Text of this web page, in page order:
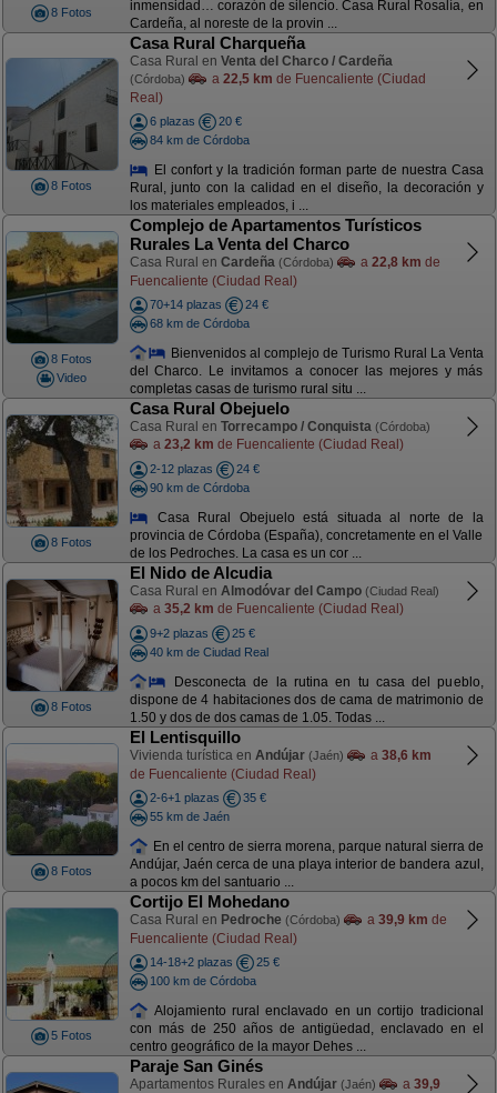
8 Fotos
inmensidad… corazón de silencio. Casa Rural Rosalía, en
Cardeña, al noreste de la provin ...
8 Fotos
Casa Rural Charqueña
Casa Rural en Venta del Charco / Cardeña
(Córdoba) a 22,5 km de Fuencaliente (Ciudad
Real)
6 plazas
20 €
84 km de Córdoba
El confort y la tradición forman parte de nuestra Casa
Rural, junto con la calidad en el diseño, la decoración y
los materiales empleados, i ...
8 Fotos
Video
Complejo de Apartamentos Turísticos
Rurales La Venta del Charco
Casa Rural en Cardeña (Córdoba) a 22,8 km de
Fuencaliente (Ciudad Real)
70+14 plazas
24 €
68 km de Córdoba
Bienvenidos al complejo de Turismo Rural La Venta
del Charco. Le invitamos a conocer las mejores y más
completas casas de turismo rural situ ...
8 Fotos
Casa Rural Obejuelo
Casa Rural en Torrecampo / Conquista (Córdoba)
a 23,2 km de Fuencaliente (Ciudad Real)
2-12 plazas
24 €
90 km de Córdoba
Casa Rural Obejuelo está situada al norte de la
provincia de Córdoba (España), concretamente en el Valle
de los Pedroches. La casa es un cor ...
8 Fotos
El Nido de Alcudia
Casa Rural en Almodóvar del Campo (Ciudad Real)
a 35,2 km de Fuencaliente (Ciudad Real)
9+2 plazas
25 €
40 km de Ciudad Real
Desconecta de la rutina en tu casa del pueblo,
dispone de 4 habitaciones dos de cama de matrimonio de
1.50 y dos de dos camas de 1.05. Todas ...
8 Fotos
El Lentisquillo
Vivienda turística en Andújar (Jaén) a 38,6 km
de Fuencaliente (Ciudad Real)
2-6+1 plazas
35 €
55 km de Jaén
En el centro de sierra morena, parque natural sierra de
Andújar, Jaén cerca de una playa interior de bandera azul,
a pocos km del santuario ...
5 Fotos
Cortijo El Mohedano
Casa Rural en Pedroche (Córdoba) a 39,9 km de
Fuencaliente (Ciudad Real)
14-18+2 plazas
25 €
100 km de Córdoba
Alojamiento rural enclavado en un cortijo tradicional
con más de 250 años de antigüedad, enclavado en el
centro geográfico de la mayor Dehes ...
Paraje San Ginés
Apartamentos Rurales en Andújar (Jaén) a 39,9